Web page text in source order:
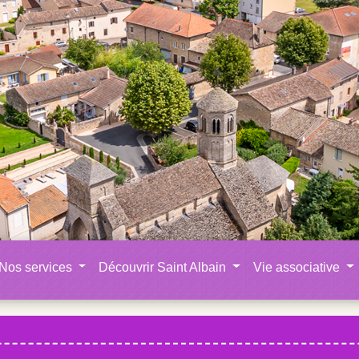
Nos services Découvrir Saint Albain Vie associative